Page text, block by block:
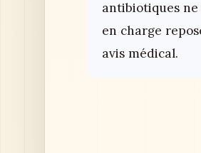
antibiotiques
en charge
avis médical.